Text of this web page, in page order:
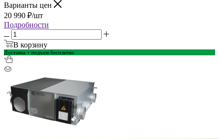
Варианты цен
20 990 ₽/шт
Подробности
В корзину
Доставка + подъем бесплатно